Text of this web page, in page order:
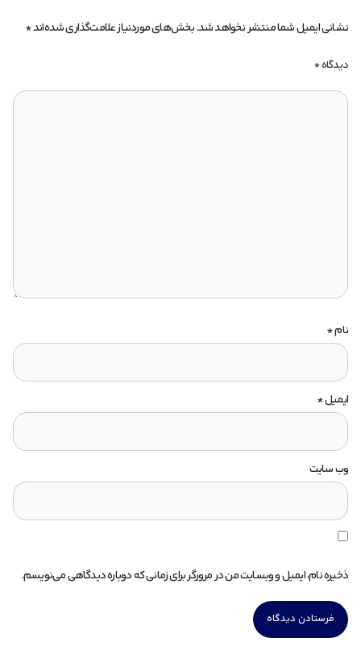
نشانی ایمیل شما منتشر نخواهد شد.بخش‌های موردنیاز علامت‌گذاری شده‌اند*
دیدگاه*
نام*
ایمیل*
وب‌ سایت
ذخیره نام، ایمیل و وبسایت من در مرورگر برای زمانی که دوباره دیدگاهی می‌نویسم.